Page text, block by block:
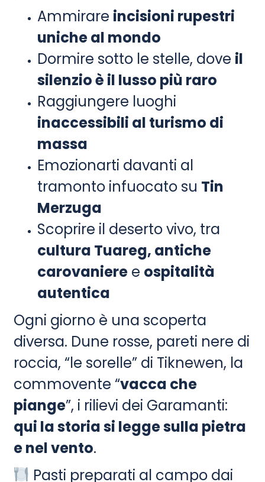
Ammirare incisioni rupestri
uniche al mondo
Dormire sotto le stelle, dove il
silenzio è il lusso più raro
Raggiungere luoghi
inaccessibili al turismo di
massa
Emozionarti davanti al
tramonto infuocato su Tin
Merzuga
Scoprire il deserto vivo, tra
cultura Tuareg, antiche
carovanieree ospitalità
autentica
Ogni giorno è una scoperta
diversa. Dune rosse, pareti nere di
roccia, “le sorelle” di Tiknewen, la
commovente “vacca che
piange”, i rilievi dei Garamanti:
qui la storia si legge sulla pietra
e nel vento.
Pasti preparati al campo dai